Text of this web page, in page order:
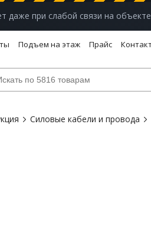
даже при слабой связи на объекте
Подъем на этаж Прайс
Силовые кабели и провода